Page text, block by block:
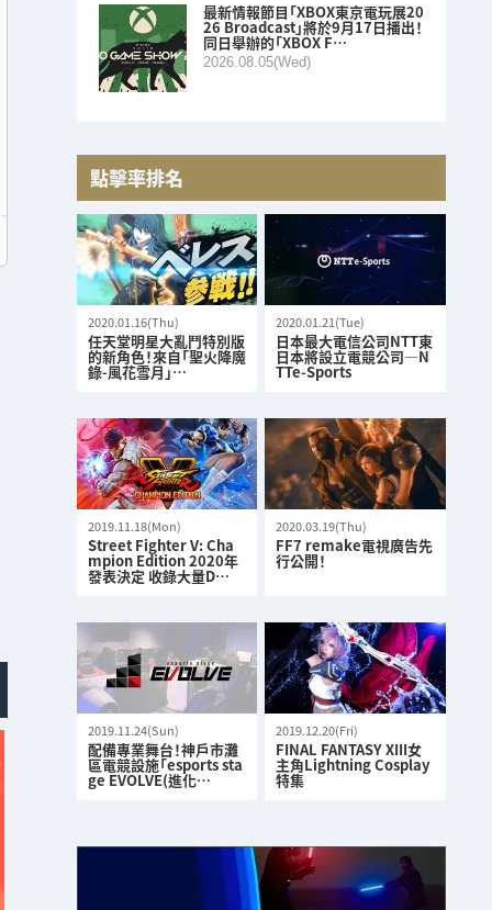
最新情報節目「XBOX東京電玩展20
26 Broadcast」將於9月17日播出！
同日舉辦的「XBOX F…
2026.08.05(Wed)
點擊率排名
2020.01.16(Thu)
任天堂明星大亂鬥特別版
的新角色！來自「聖火降魔
錄-風花雪月」…
2020.01.21(Tue)
日本最大電信公司NTT東
日本將設立電競公司—N
TTe-Sports
2019.11.18(Mon)
Street Fighter V: Cha
mpion Edition 2020年
發表決定 收錄大量D…
2020.03.19(Thu)
FF7 remake電視廣告先
行公開！
2019.11.24(Sun)
配備專業舞台！神戶市灘
區電競設施「esports sta
ge EVOLVE(進化…
2019.12.20(Fri)
FINAL FANTASY XIII女
主角Lightning Cosplay
特集